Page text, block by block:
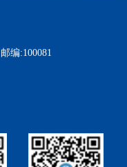
编:100081